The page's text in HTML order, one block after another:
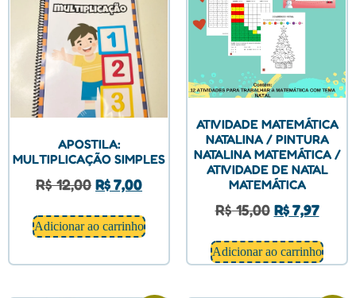
APOSTILA:
MULTIPLICAÇÃO SIMPLES
R$12,00 R$7,00
Adicionar ao carrinho
ATIVIDADE MATEMÁTICA
NATALINA / PINTURA
NATALINA MATEMÁTICA /
ATIVIDADE DE NATAL
MATEMÁTICA
R$15,00 R$7,97
Adicionar ao carrinho